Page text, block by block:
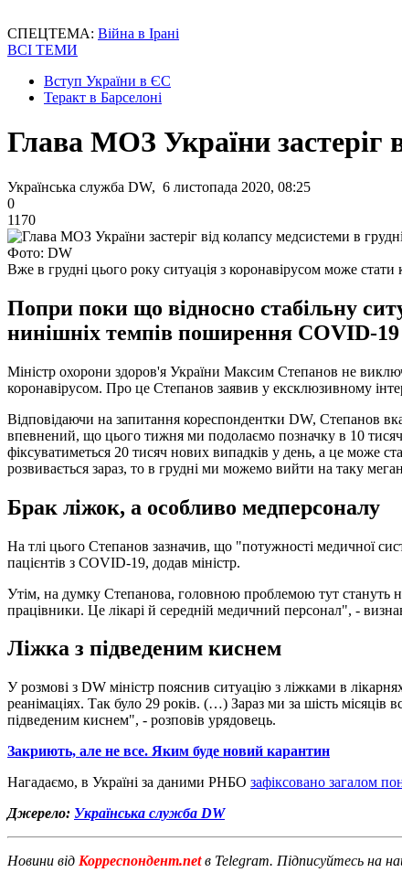
СПЕЦТЕМА: Війна в Ірані
ВСІ ТЕМИ
Вступ України в ЄС
Теракт в Барселоні
Глава МОЗ України застеріг
Українська служба DW, 6 листопада 2020, 08:25
0
1170
Фото: DW
Вже в грудні цього року ситуація з коронавірусом може
Попри поки що відносно стабільну
нинішніх темпів поширення COVID-
Міністр охорони здоров'я України Максим Степанов не
коронавірусом. Про це Степанов заявив у ексклюзивному
Відповідаючи на запитання кореспондентки DW, Степанов
впевнений, що цього тижня ми подолаємо позначку в 10
фіксуватиметься 20 тисяч нових випадків у день, а це може
розвивається зараз, то в грудні ми можемо вийти на таку
Брак ліжок, а особливо медперсоналу
На тлі цього Степанов зазначив, що "потужності медичної
пацієнтів з COVID-19, додав міністр.
Утім, на думку Степанова, головною проблемою тут стануть
працівники. Це лікарі й середній медичний персонал", -
Ліжка з підведеним киснем
У розмові з DW міністр пояснив ситуацію з ліжками в
реанімаціях. Так було 29 років. (…) Зараз ми за шість
підведеним киснем", - розповів урядовець.
Закриють, але не все. Яким буде новий карантин
Нагадаємо, в Україні за даними РНБО зафіксовано загалом
Джерело: Українська служба DW
Новини від Корреспондент.netв Telegram. Підписуйтесь на